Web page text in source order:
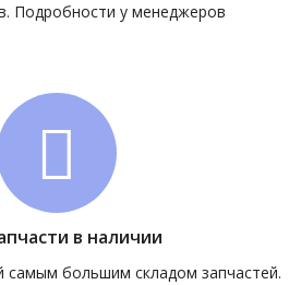
Подробности у менеджеров
в наличии
большим складом запчастей.